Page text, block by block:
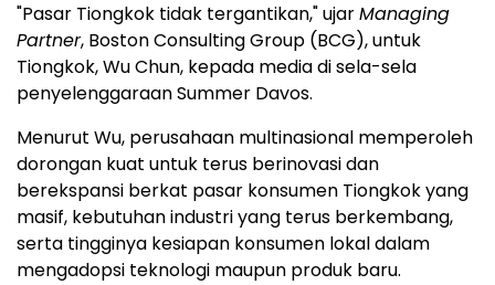
"Pasar Tiongkok tidak tergantikan," ujarManaging
Partner, Boston Consulting Group (BCG), untuk
Tiongkok, Wu Chun, kepada media di sela-sela
penyelenggaraan Summer Davos.
Menurut Wu, perusahaan multinasional memperoleh
dorongan kuat untuk terus berinovasi dan
berekspansi berkat pasar konsumen Tiongkok yang
masif, kebutuhan industri yang terus berkembang,
serta tingginya kesiapan konsumen lokal dalam
mengadopsi teknologi maupun produk baru.